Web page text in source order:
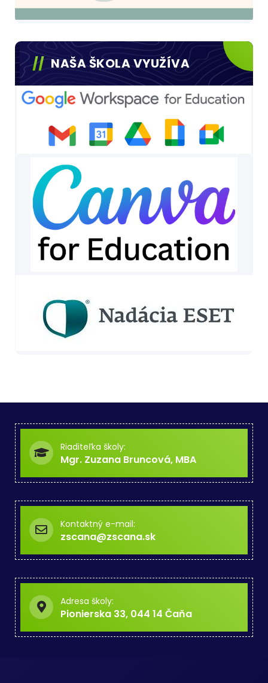
NAŠA ŠKOLA VYUŽÍVA
Riaditeľka školy:
Mgr. Zuzana Bruncová, MBA
Kontaktný e-mail:
zscana@zscana.sk
Adresa školy:
Pionierska 33, 044 14 Čaňa